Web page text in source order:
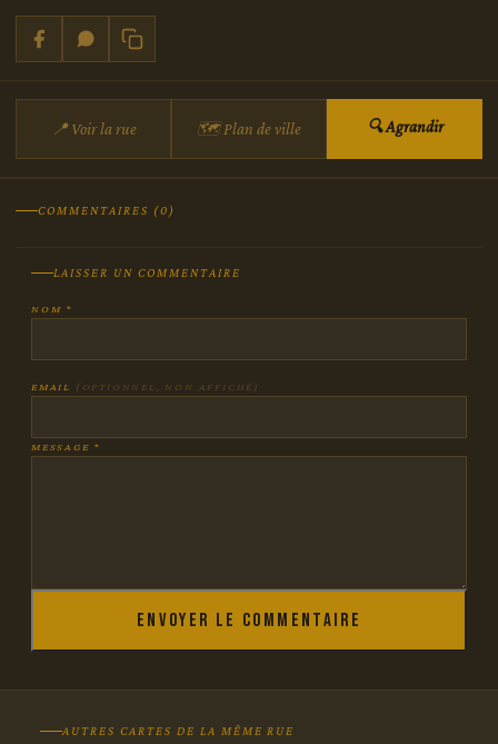
📍 Voir la rue 🗺 Plan de ville 🔍 Agrandir
COMMENTAIRES (0)
LAISSER UN COMMENTAIRE
NOM *
EMAIL (OPTIONNEL, NON AFFICHÉ)
MESSAGE *
Envoyer le commentaire
AUTRES CARTES DE LA MÊME RUE